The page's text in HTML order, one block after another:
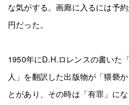
な気がする。画廊に入るには予
円だった。
1950年にD.H.ロレンスの書いた
人」を翻訳した出版物が「猥褻
とがあり、その時は「有罪」にな